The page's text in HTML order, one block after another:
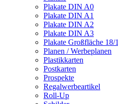
Plakate DIN A0
Plakate DIN A1
Plakate DIN A2
Plakate DIN A3
Plakate Großfläche 18/1
Planen / Werbeplanen
Plastikkarten
Postkarten
Prospekte
Regalwerbeartikel
Roll-Up